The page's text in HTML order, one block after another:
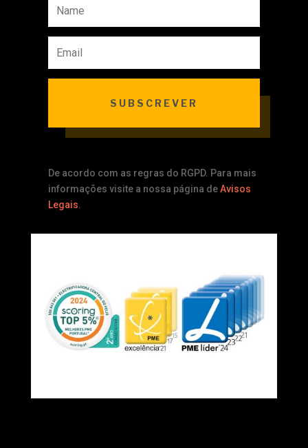
SUBSCREVER
De acordo com as regras do RGPD. Para mais
informações visite a nossa página deAvisos
Legais.